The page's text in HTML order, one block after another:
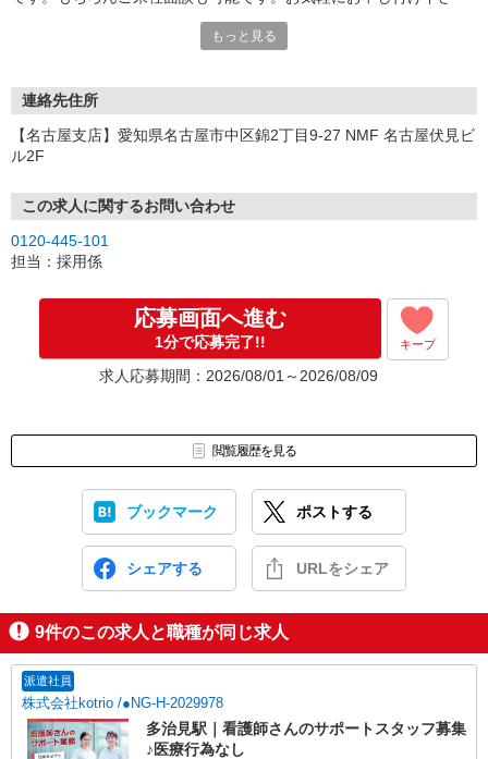
もっと見る
連絡先住所
【名古屋支店】愛知県名古屋市中区錦2丁目9-27 NMF 名古屋伏見ビ
ル2F
この求人に関するお問い合わせ
0120-445-101
担当：採用係
応募画面へ進む
1分で応募完了!! キープ
求人応募期間：2026/08/01～2026/08/09
閲覧履歴を見る
ブックマーク ポストする
シェアする URLをシェア
9件のこの求人と職種が同じ求人
派遣社員
株式会社kotrio /●NG-H-2029978
多治見駅｜看護師さんのサポートスタッフ募集
♪医療行為なし